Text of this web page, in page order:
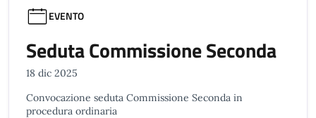
EVENTO
Seduta Commissione Seconda
18 dic 2025
Convocazione seduta Commissione Seconda in
procedura ordinaria